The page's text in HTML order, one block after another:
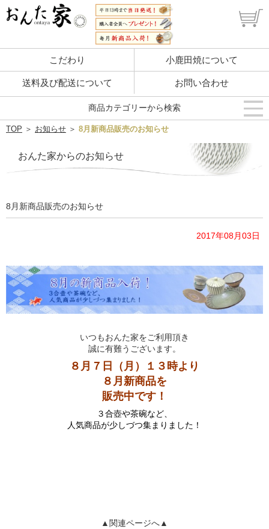
こだわり 小鹿田焼について
送料及び配送について お問い合わせ
TOP ＞ お知らせ ＞ 8月新商品販売のお知らせ
おんた家からのお知らせ
8月新商品販売のお知らせ
2017年08月03日
いつもおんた家をご利用頂き
誠に有難うございます。
８月７日（月）１３時より
８月新商品を
販売中です！
３合壺や茶碗など、
人気商品が少しづつ集まりました！
▲関連ページへ▲
商品カテゴリーから検索